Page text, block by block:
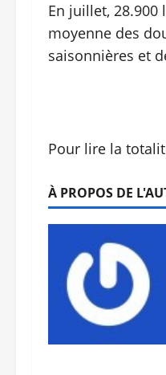
En juillet,
moyenne des
saisonnières et
Pour lire la
À PROPOS DE